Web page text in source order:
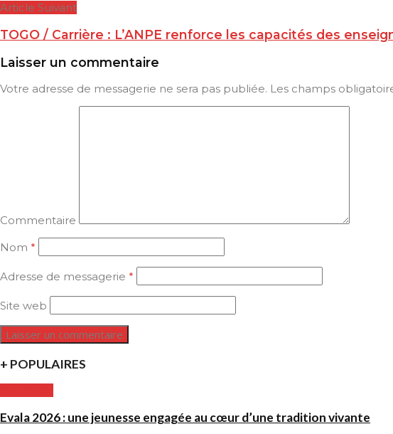
Article Suivant
TOGO / Carrière : L’ANPE renforce les capacités des
Laisser un commentaire
Votre adresse de messagerie ne sera pas publiée. Les champs
Commentaire
Nom *
Adresse de messagerie *
Site web
+ POPULAIRES
Evala 2026 : une jeunesse engagée au cœur d’une tradition vivante